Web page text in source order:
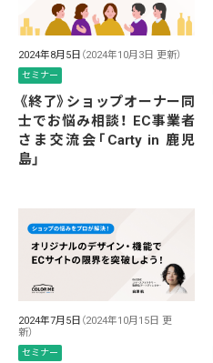
2024年8月5日 （2024年10月3日 更新）
セミナー
《終了》ショップオーナー同
士でお悩み相談！ EC事業者
さま交流会「Carty in 鹿児
島」
2024年7月5日 （2024年10月15日 更
新）
セミナー